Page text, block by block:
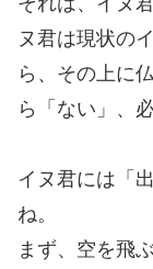
ヌ君は現状の
ら、その上に
ら「ない」、
イヌ君には「
ね。
まず、空を飛